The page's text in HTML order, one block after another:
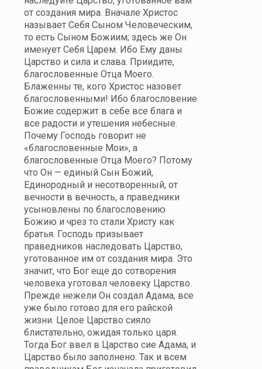
от создания мира. Вначале Христос
называет Себя Сыном Человеческим,
то есть Сыном Божиим; здесь же Он
именует Себя Царем. Ибо Ему даны
Царство и сила и слава. Приидите,
благословенные Отца Моего.
Блаженны те, кого Христос назовет
благословенными! Ибо благословение
Божие содержит в себе все блага и
все радости и утешения небесные.
Почему Господь говорит не
«благословенные Мои», а
благословенные Отца Моего? Потому
что Он — единый Сын Божий,
Единородный и несотворенный, от
вечности в вечность, а праведники
усыновлены по благословению
Божию и чрез то стали Христу как
братья. Господь призывает
праведников наследовать Царство,
уготованное им от создания мира. Это
значит, что Бог еще до сотворения
человека уготовал человеку Царство.
Прежде нежели Он создал Адама, все
уже было готово для его райской
жизни. Целое Царство сияло
блистательно, ожидая только царя.
Тогда Бог ввел в Царство сие Адама, и
Царство было заполнено. Так и всем